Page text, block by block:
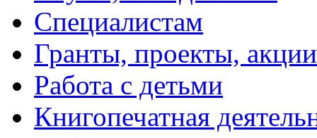
Специалистам
Гранты, проекты, акции
Работа с детьми
Книгопечатная